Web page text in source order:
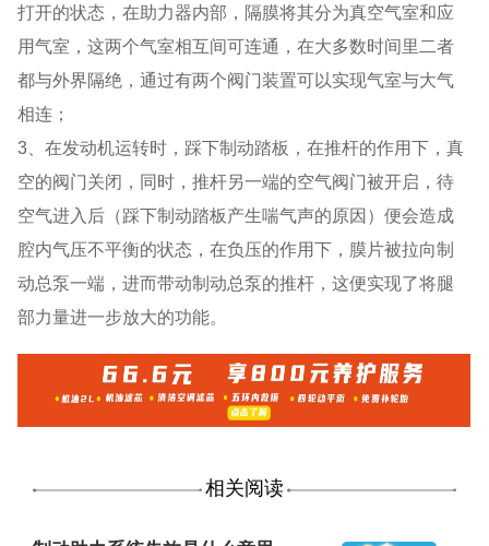
打开的状态，在助力器内部，隔膜将其分为真空气室和应
用气室，这两个气室相互间可连通，在大多数时间里二者
都与外界隔绝，通过有两个阀门装置可以实现气室与大气
相连；
3、在发动机运转时，踩下制动踏板，在推杆的作用下，真
空的阀门关闭，同时，推杆另一端的空气阀门被开启，待
空气进入后（踩下制动踏板产生喘气声的原因）便会造成
腔内气压不平衡的状态，在负压的作用下，膜片被拉向制
动总泵一端，进而带动制动总泵的推杆，这便实现了将腿
部力量进一步放大的功能。
相关阅读